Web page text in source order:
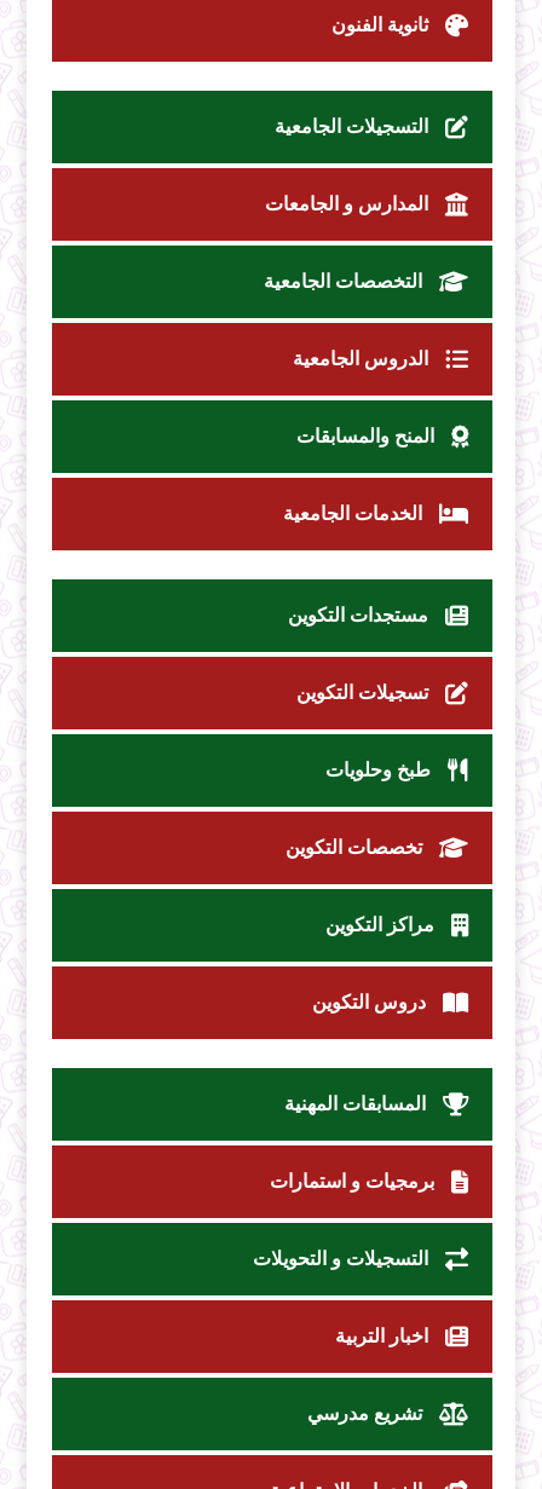
ثانوية الفنون
التسجيلات الجامعية
المدارس و الجامعات
التخصصات الجامعية
الدروس الجامعية
المنح والمسابقات
الخدمات الجامعية
مستجدات التكوين
تسجيلات التكوين
طبخ وحلويات
تخصصات التكوين
مراكز التكوين
دروس التكوين
المسابقات المهنية
برمجيات و استمارات
التسجيلات و التحويلات
اخبار التربية
تشريع مدرسي